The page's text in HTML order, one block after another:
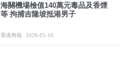
海關機場檢值140萬元毒品及香煙
等 拘捕吉隆坡抵港男子
香港商報 2026-05-10